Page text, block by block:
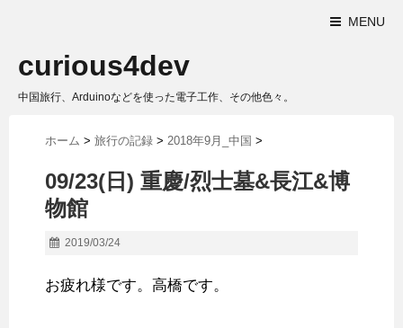
MENU
curious4dev
中国旅行、Arduinoなどを使った電子工作、その他色々。
ホーム > 旅行の記録 > 2018年9月_中国 >
09/23(日) 重慶/烈士墓&長江&博
物館
2019/03/24
お疲れ様です。高橋です。